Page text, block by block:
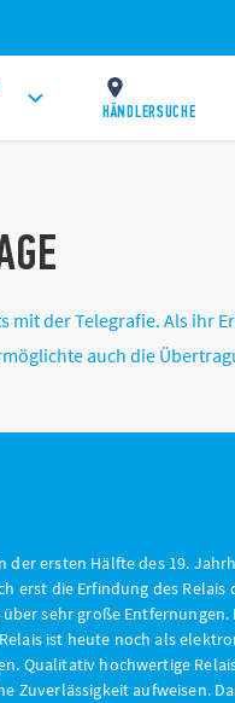
HÄNDLERSUCHE
mit der Telegrafie. Als ihr
auch die
ersten Hälfte des 19.
erst die Erfindung des
sehr große
ist heute noch als
Qualitativ hochwertige
Zuverlässigkeit aufweisen.